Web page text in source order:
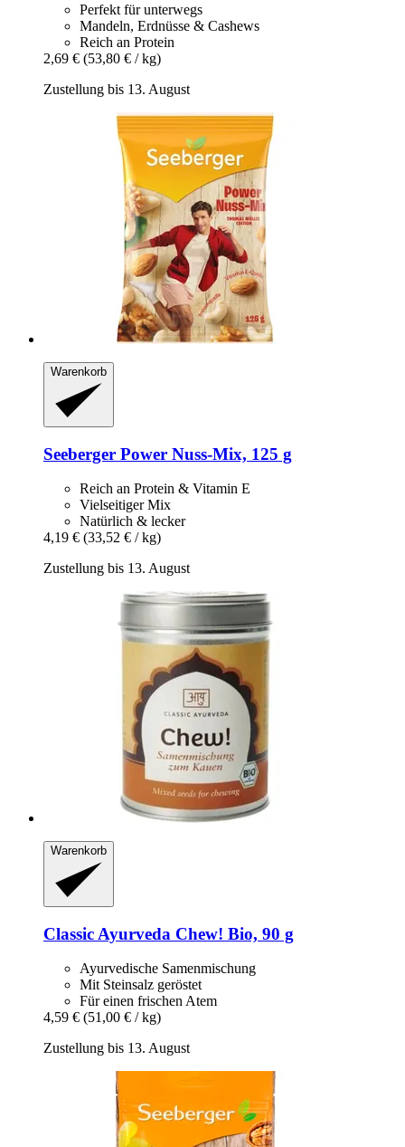
Perfekt für unterwegs
Mandeln, Erdnüsse & Cashews
Reich an Protein
2,69 € (53,80 € / kg)
Zustellung bis 13. August
Warenkorb
Seeberger Power Nuss-​Mix, 125 g
Reich an Protein & Vitamin E
Vielseitiger Mix
Natürlich & lecker
4,19 € (33,52 € / kg)
Zustellung bis 13. August
Warenkorb
Classic Ayurveda Chew! Bio, 90 g
Ayurvedische Samenmischung
Mit Steinsalz geröstet
Für einen frischen Atem
4,59 € (51,00 € / kg)
Zustellung bis 13. August